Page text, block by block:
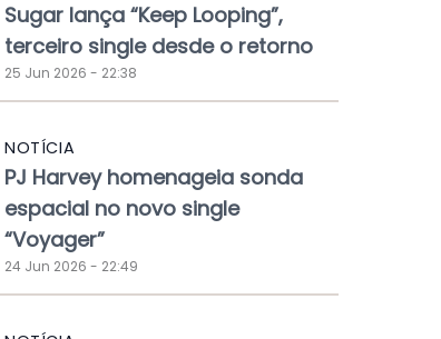
Sugar lança “Keep Looping”,
terceiro single desde o retorno
25 Jun 2026 - 22:38
NOTÍCIA
PJ Harvey homenageia sonda
espacial no novo single
“Voyager”
24 Jun 2026 - 22:49